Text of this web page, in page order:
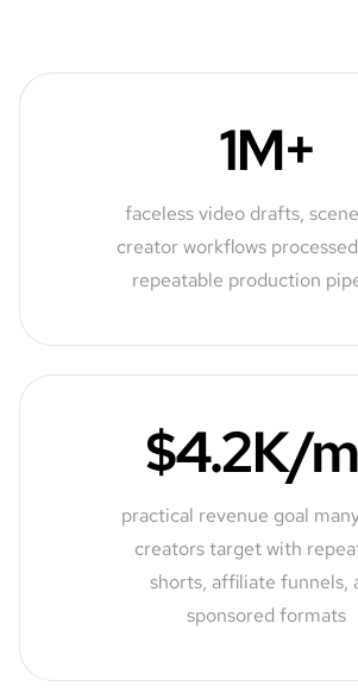
1M+
faceless video drafts,
creator workflows
repeatable production
$4.2K/
practical revenue goal
creators target with
shorts, affiliate funnels,
sponsored formats